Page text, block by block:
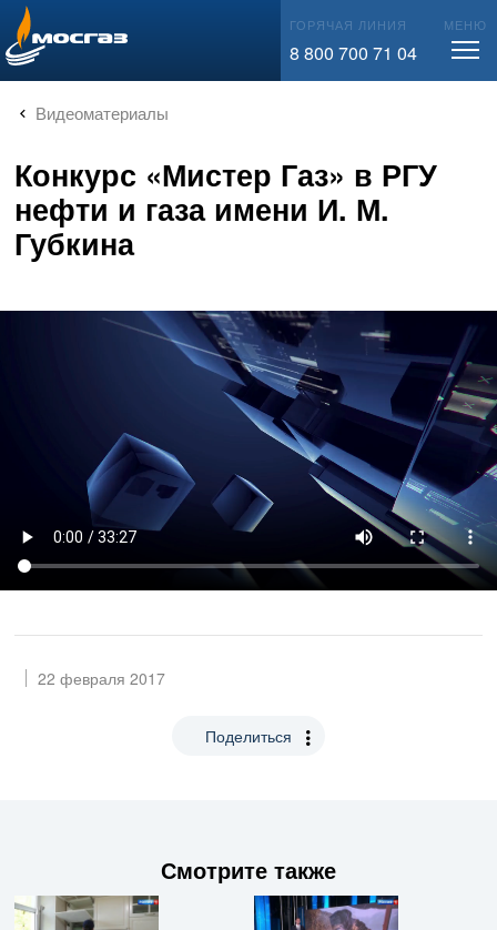
info@mos-gaz.ru ГОРЯЧАЯ ЛИНИЯ
8 800 700 71 04
МЕНЮ
Видеоматериалы
Конкурс «Мистер Газ» в РГУ
нефти и газа имени И. М.
Губкина
22 февраля 2017
Поделиться
Смотрите также